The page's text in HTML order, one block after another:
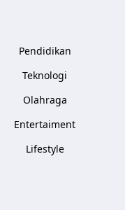
Pendidikan
Teknologi
Olahraga
Entertaiment
Lifestyle